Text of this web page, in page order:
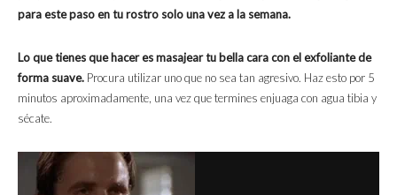
para este paso en tu rostro solo una vez a la semana.
Lo que tienes que hacer es masajear tu bella cara con el exfoliante de
forma suave. Procura utilizar uno que no sea tan agresivo. Haz esto por 5
minutos aproximadamente, una vez que termines enjuaga con agua tibia y
sécate.